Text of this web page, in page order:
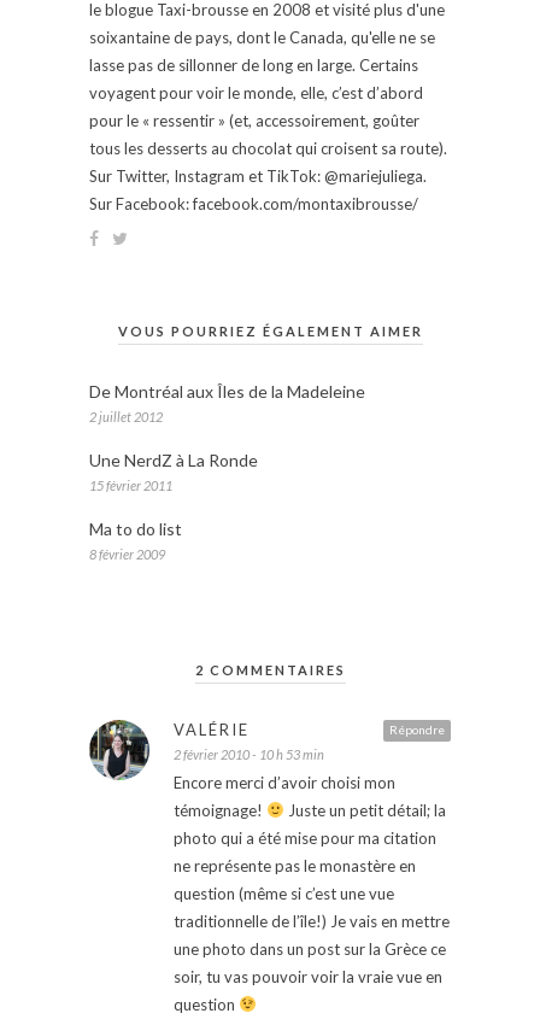
le blogue Taxi-brousse en 2008 et visité plus d'une
soixantaine de pays, dont le Canada, qu'elle ne se
lasse pas de sillonner de long en large. Certains
voyagent pour voir le monde, elle, c’est d’abord
pour le « ressentir » (et, accessoirement, goûter
tous les desserts au chocolat qui croisent sa route).
Sur Twitter, Instagram et TikTok: @mariejuliega.
Sur Facebook: facebook.com/montaxibrousse/
VOUS POURRIEZ ÉGALEMENT AIMER
De Montréal aux Îles de la Madeleine
2 juillet 2012
Une NerdZ à La Ronde
15 février 2011
Ma to do list
8 février 2009
2 COMMENTAIRES
Répondre
VALÉRIE
2 février 2010 - 10 h 53 min
Encore merci d’avoir choisi mon
témoignage!
Juste un petit détail; la
photo qui a été mise pour ma citation
ne représente pas le monastère en
question (même si c’est une vue
traditionnelle de l’île!) Je vais en mettre
une photo dans un post sur la Grèce ce
soir, tu vas pouvoir voir la vraie vue en
question